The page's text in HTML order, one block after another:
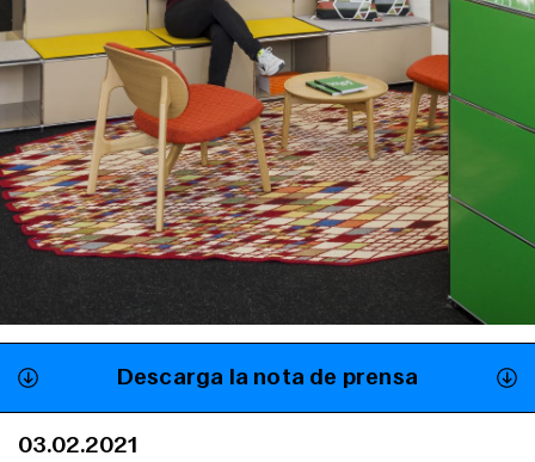
Servicios
Descarga la nota de prensa
03.02.2021